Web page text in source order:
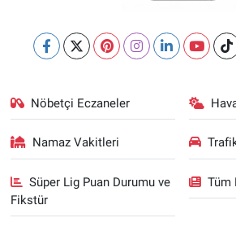
Nöbetçi Eczaneler
Namaz Vakitleri
Süper Lig Puan Durumu ve
Fikstür
Tüm